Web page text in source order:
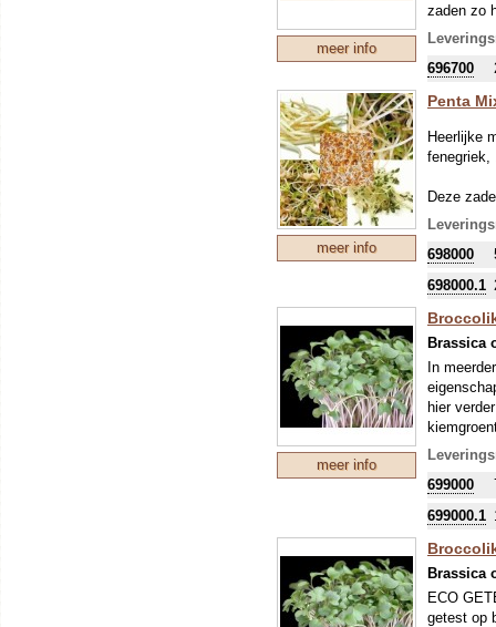
meer info
zaden zo
Dit soort
de
696700
meer info
Penta
Heerlijke
fenegriek,
Deze
zaden
698000
698000.1
meer info
Brassica
In
hier
Deze
zaden zo
Dit soort
(voor het
de
699000
699000.1
Brassica
ECO
getest op